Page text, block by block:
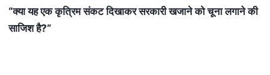
“क्या यह एक कृत्रिम संकट दिखाकर सरकारी खजाने को चूना लगाने की
साजिश है?”